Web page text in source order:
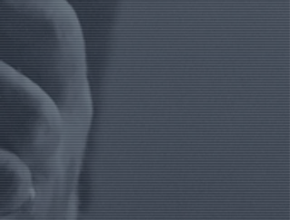
unitaire affiché à l'écran, par le prix
((2)) Ensuite seulement, ADAPTEZ
vos choix
et les prix suivront en
conséquence (dégressifs en
quantités)
((3)) Cliquez sur le bouton AJOUTER
et rendez-vous dans votre PANIER
afin de connaître le total TvaC actuel